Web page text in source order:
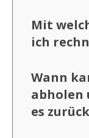
Mit
ich
Wann
abholen
es